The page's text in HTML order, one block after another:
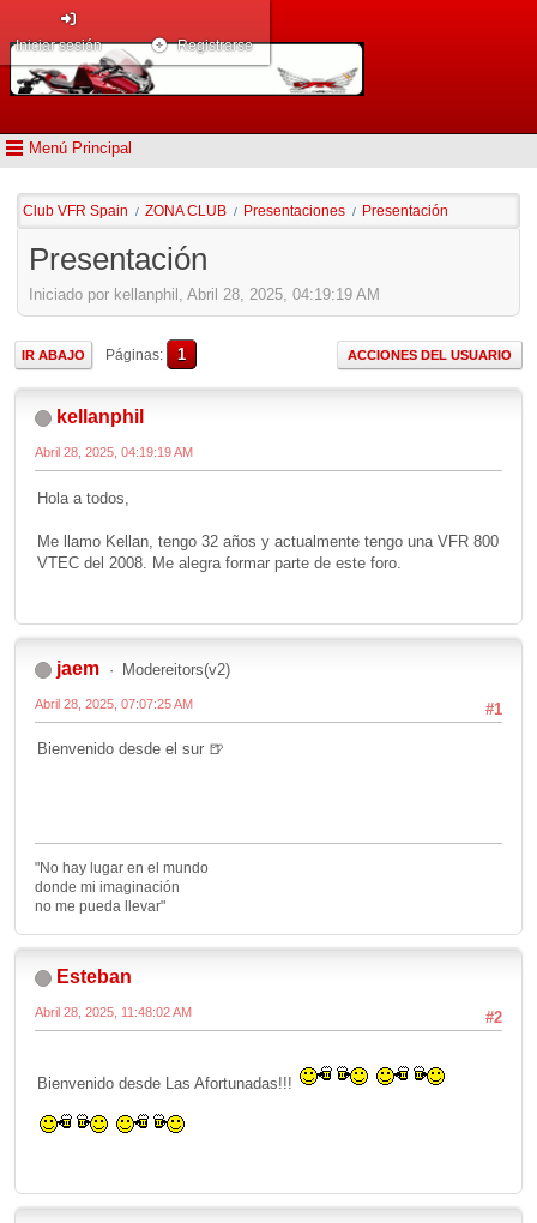
Menú Principal
Iniciar sesión Registrarse
Club VFR Spain / ZONA CLUB / Presentaciones / Presentación
Presentación
Iniciado por kellanphil, Abril 28, 2025, 04:19:19 AM
IR ABAJO Páginas 1 ACCIONES DEL USUARIO
kellanphil
Abril 28, 2025, 04:19:19 AM
Hola a todos,
Me llamo Kellan, tengo 32 años y actualmente tengo una VFR 800
VTEC del 2008. Me alegra formar parte de este foro.
jaem Modereitors(v2)
#1
Abril 28, 2025, 07:07:25 AM
Bienvenido desde el sur 🍺
"No hay lugar en el mundo
donde mi imaginación
no me pueda llevar"
Esteban
#2
Abril 28, 2025, 11:48:02 AM
Bienvenido desde Las Afortunadas!!!